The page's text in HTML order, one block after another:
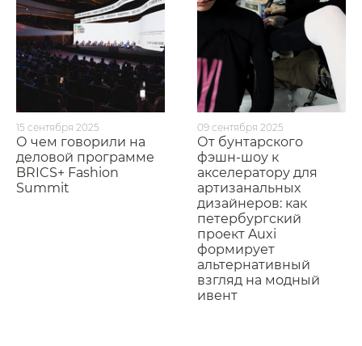
15 сентября 2025
О чем говорили на
деловой программе
BRICS+ Fashion
Summit
09 сентября 2025
От бунтарского
фэшн-шоу к
акселератору для
артизанальных
дизайнеров: как
петербургский
проект Auxi
формирует
альтернативный
взгляд на модный
ивент